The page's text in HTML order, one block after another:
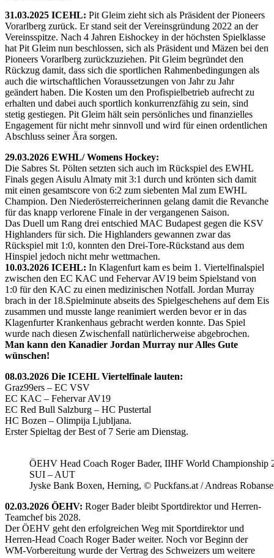
31.03.2025 ICEHL: Pit Gleim zieht sich als Präsident der Pioneers
Vorarlberg zurück. Er stand seit der Vereinsgründung 2022 an der
Vereinsspitze. Nach 4 Jahren Eishockey in der höchsten Spielklasse
hat Pit Gleim nun beschlossen, sich als Präsident und Mäzen bei den
Pioneers Vorarlberg zurückzuziehen. Pit Gleim begründet den
Rückzug damit, dass sich die sportlichen Rahmenbedingungen als
auch die wirtschaftlichen Voraussetzungen von Jahr zu Jahr
geändert haben. Die Kosten um den Profispielbetrieb aufrecht zu
erhalten und dabei auch sportlich konkurrenzfähig zu sein, sind
stetig gestiegen. Pit Gleim hält sein persönliches und finanzielles
Engagement für nicht mehr sinnvoll und wird für einen ordentlichen
Abschluss seiner Ära sorgen.
29.03.2026 EWHL/ Womens Hockey:
Die Sabres St. Pölten setzten sich auch im Rückspiel des EWHL
Finals gegen Aisulu Almaty mit 3:1 durch und krönten sich damit
mit einen gesamtscore von 6:2 zum siebenten Mal zum EWHL
Champion. Den Niederösterreicherinnen gelang damit die Revanche
für das knapp verlorene Finale in der vergangenen Saison.
Das Duell um Rang drei entschied MAC Budapest gegen die KSV
Highlanders für sich. Die Highlanders gewannen zwar das
Rückspiel mit 1:0, konnten den Drei-Tore-Rückstand aus dem
Hinspiel jedoch nicht mehr wettmachen.
10.03.2026 ICEHL: In Klagenfurt kam es beim 1. Viertelfinalspiel
zwischen den EC KAC und Fehervar AV19 beim Spielstand von
1:0 für den KAC zu einen medizinischen Notfall. Jordan Murray
brach in der 18.Spielminute abseits des Spielgeschehens auf dem Eis
zusammen und musste lange reanimiert werden bevor er in das
Klagenfurter Krankenhaus gebracht werden konnte. Das Spiel
wurde nach diesen Zwischenfall natürlicherweise abgebrochen.
Man kann den Kanadier Jordan Murray nur Alles Gute
wünschen!
08.03.2026 Die ICEHL Viertelfinale lauten:
Graz99ers – EC VSV
EC KAC – Fehervar AV19
EC Red Bull Salzburg – HC Pustertal
HC Bozen – Olimpija Ljubljana.
Erster Spieltag der Best of 7 Serie am Dienstag.
ÖEHV Head Coach Roger Bader, IIHF World Championship
SUI – AUT
Jyske Bank Boxen, Herning, © Puckfans.at / Andreas
02.03.2026 ÖEHV: Roger Bader bleibt Sportdirektor und Herren-
Teamchef bis 2028.
Der ÖEHV geht den erfolgreichen Weg mit Sportdirektor und
Herren-Head Coach Roger Bader weiter. Noch vor Beginn der
WM-Vorbereitung wurde der Vertrag des Schweizers um weitere